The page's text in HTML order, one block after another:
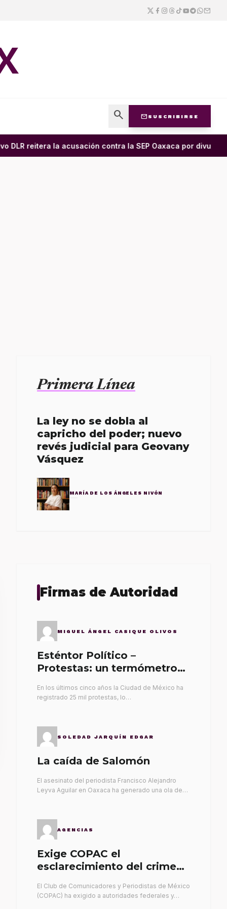
search mail SUSCRIBIRSE
reitera la acusación contra la SEP Oaxaca por divulgar
Primera Línea
La ley no se dobla al
capricho del poder; nuevo
revés judicial para Geovany
Vásquez
MARÍA DE LOS ÁNGELES NIVÓN
Firmas de Autoridad
MIGUEL ÁNGEL CASIQUE OLIVOS
Esténtor Político –
Protestas: un termómetro
En los últimos cinco años la Ciudad de México ha
registrado 25 mil protestas, lo…
SOLEDAD JARQUÍN EDGAR
La caída de Salomón
El asesinato del periodista Francisco Alejandro
Leyva Aguilar en Oaxaca ha generado una ola de…
AGENCIAS
Exige COPAC el
esclarecimiento del crimen
El Club de Comunicadores y Periodistas de México
(COPAC) ha exigido a autoridades federales y…